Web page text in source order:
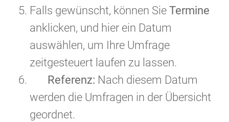
Falls gewünscht, können Sie Termine
anklicken, und hier ein Datum
auswählen, um Ihre Umfrage
zeitgesteuert laufen zu lassen.
Referenz: Nach diesem Datum
werden die Umfragen in der Übersicht
geordnet.